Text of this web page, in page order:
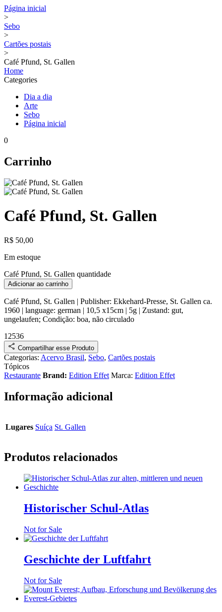
Página inicial
>
Sebo
>
Cartões postais
>
Café Pfund, St. Gallen
Home
Categories
Dia a dia
Arte
Sebo
Página inicial
0
Carrinho
Café Pfund, St. Gallen
R$ 50,00
Em estoque
Café Pfund, St. Gallen quantidade
Adicionar ao carrinho
Café Pfund, St. Gallen | Publisher: Ekkehard-Presse, St. Gallen ca.
1960 | language: german | 10,5 x15cm | 5g | Zustand: gut,
ungelaufen; Condição: boa, não circulado
12536
Compartilhar esse Produto
Categorias: Acervo Brasil, Sebo, Cartões postais
Tópicos
Restaurante Brand: Edition Effet Marca: Edition Effet
Informação adicional
Lugares Suíça St. Gallen
Produtos relacionados
Historischer Schul-Atlas
Not for Sale
Geschichte der Luftfahrt
Not for Sale